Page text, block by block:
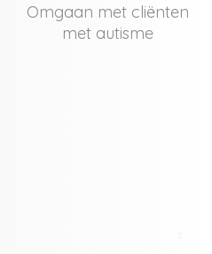
Omgaan met cliënten
met autisme